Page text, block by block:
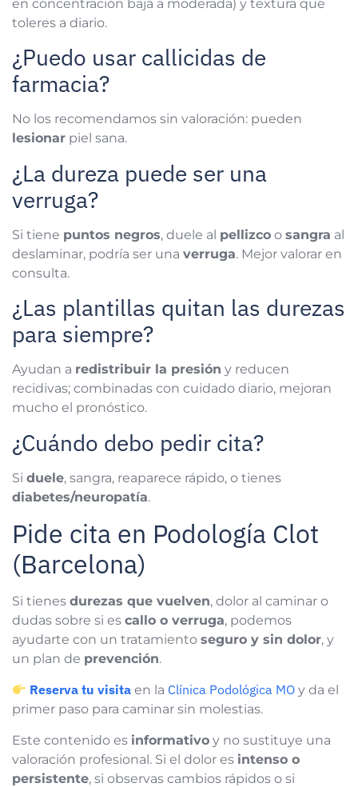
en concentración baja a moderada) y textura que
toleres a diario.
¿Puedo usar callicidas de
farmacia?
No los recomendamos sin valoración: pueden
lesionar piel sana.
¿La dureza puede ser una
verruga?
Si tiene puntos negros, duele al pellizco o sangra al
deslaminar, podría ser una verruga. Mejor valorar en
consulta.
¿Las plantillas quitan las durezas
para siempre?
Ayudan a redistribuir la presión y reducen
recidivas; combinadas con cuidado diario, mejoran
mucho el pronóstico.
¿Cuándo debo pedir cita?
Si duele, sangra, reaparece rápido, o tienes
diabetes/neuropatía.
Pide cita en Podología Clot
(Barcelona)
Si tienes durezas que vuelven, dolor al caminar o
dudas sobre si es callo o verruga, podemos
ayudarte con un tratamiento seguro y sin dolor, y
un plan de prevención.
Reserva tu visita en la Clínica Podológica MO y da el
primer paso para caminar sin molestias.
Este contenido es informativo y no sustituye una
valoración profesional. Si el dolor es intenso o
persistente, si observas cambios rápidos o si